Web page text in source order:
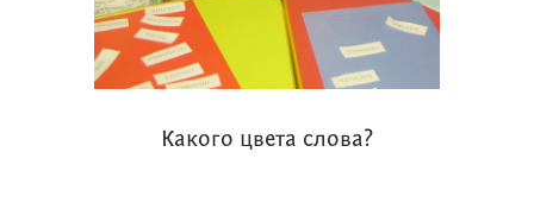
Какого цвета слова?